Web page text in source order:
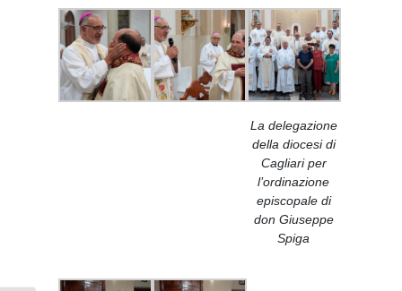
La delegazione
della diocesi di
Cagliari per
l’ordinazione
episcopale di
don Giuseppe
Spiga